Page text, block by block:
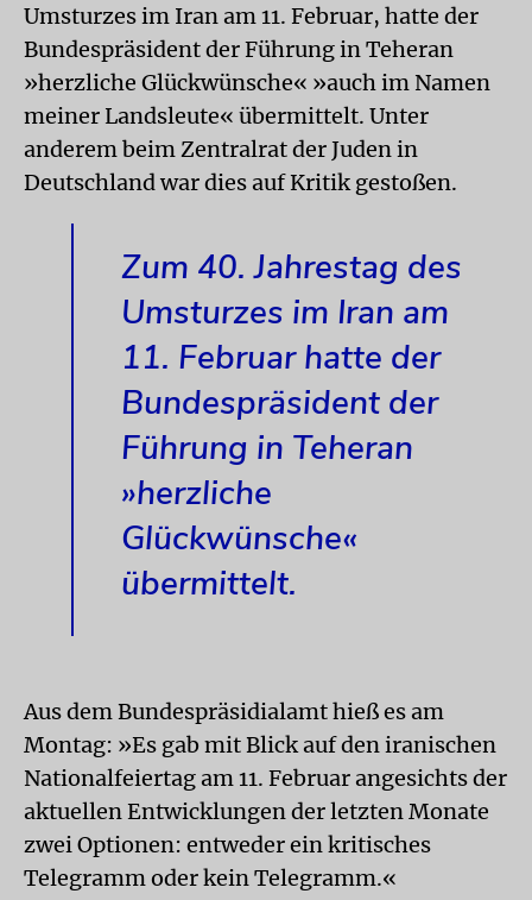
Umsturzes im Iran am 11. Februar, hatte der
Bundespräsident der Führung in Teheran
»herzliche Glückwünsche« »auch im Namen
meiner Landsleute« übermittelt. Unter
anderem beim Zentralrat der Juden in
Deutschland war dies auf Kritik gestoßen.
Zum 40. Jahrestag des
Umsturzes im Iran am
11. Februar hatte der
Bundespräsident der
Führung in Teheran
»herzliche
Glückwünsche«
übermittelt.
Aus dem Bundespräsidialamt hieß es am
Montag: »Es gab mit Blick auf den iranischen
Nationalfeiertag am 11. Februar angesichts der
aktuellen Entwicklungen der letzten Monate
zwei Optionen: entweder ein kritisches
Telegramm oder kein Telegramm.«